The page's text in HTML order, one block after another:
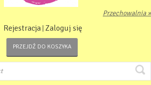
Przechowalnia »
Rejestracja Zaloguj się
PRZEJDŹ DO KOSZYKA